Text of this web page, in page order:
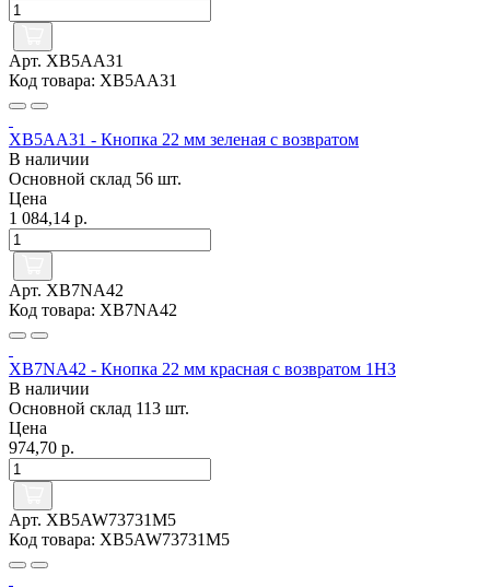
Арт. XB5AA31
Код товара: XB5AA31
XB5AA31 - Кнопка 22 мм зеленая с возвратом
В наличии
Основной склад 56 шт.
Цена
1 084,14 р.
Арт. XB7NA42
Код товара: XB7NA42
XB7NA42 - Кнопка 22 мм красная с возвратом 1НЗ
В наличии
Основной склад 113 шт.
Цена
974,70 р.
Арт. XB5AW73731M5
Код товара: XB5AW73731M5